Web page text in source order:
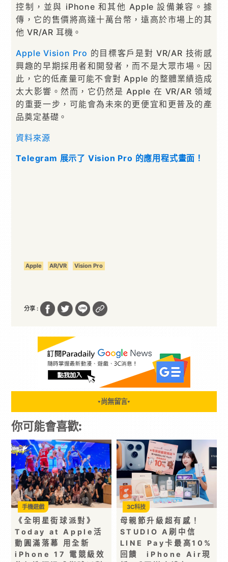
控制，並與 iPhone 和其他 Apple 設備兼容。據
傳，它的售價將高達十萬台幣，遠高於市場上的其
他 VR/AR 耳機。
Apple Vision Pro 的目標客戶是對 VR/AR 技術感
興趣的早期採用者和開發者，而不是大眾市場。因
此，它的低產量可能不會對 Apple 的整體業績造成
太大影響。然而，它仍然是 Apple 在 VR/AR 領域
的重要一步，可能會為未來的更便宜和更普及的產
品奠定基礎。
資料來源
Telegram 展示了 Vision Pro 的應用程式畫面！
Apple AR/VR Vision Pro
分享 :
▼ 尚無留言▼
你可能會喜歡:
《全明星街球派對》
Today at Apple活
動圓滿落幕 用全新
iPhone 17 電競級效
手機遊戲
母親節升級超有感！
STUDIO A刷中信
LINE Pay卡最高10%
回饋 iPhone Air現
3C科技